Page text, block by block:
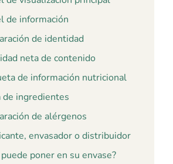
de información
de identidad
neta de contenido
de información nutricional
de ingredientes
de alérgenos
envasador o distribuidor
poner en su envase?